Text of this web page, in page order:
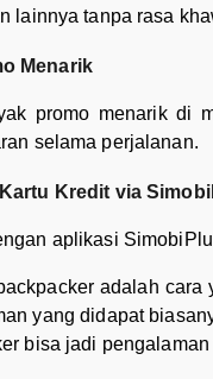
lainnya tanpa rasa
Menarik
promo menarik di
selama perjalanan.
Kredit via
aplikasi
adalah
yang didapat
bisa jadi